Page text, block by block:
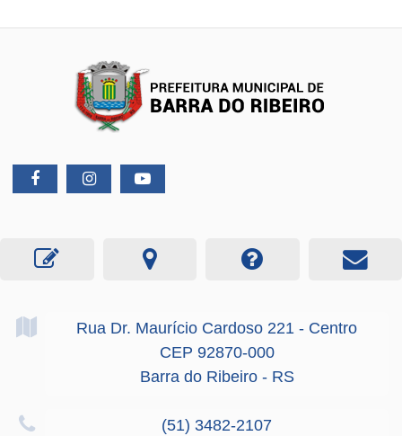
Rua Dr. Maurício Cardoso 221 - Centro
CEP 92870-000
Barra do Ribeiro - RS
(51) 3482-2107